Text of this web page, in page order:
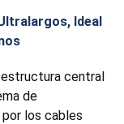
Ideal
central
de
los cables